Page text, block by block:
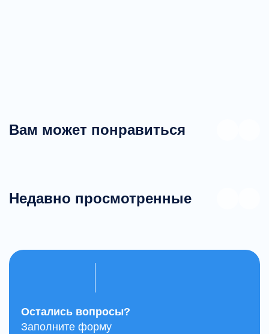
Вам может понравиться
Недавно просмотренные
Остались вопросы?
Заполните форму